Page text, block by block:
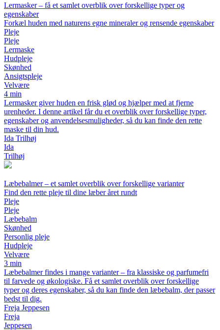
Lermasker – få et samlet overblik over forskellige typer og
egenskaber
Forkæl huden med naturens egne mineraler og rensende egenskaber
Pleje
Pleje
Lermaske
Hudpleje
Skønhed
Ansigtspleje
Velvære
4 min
Lermasker giver huden en frisk glød og hjælper med at fjerne
urenheder. I denne artikel får du et overblik over forskellige typer,
egenskaber og anvendelsesmuligheder, så du kan finde den rette
maske til din hud.
Ida Trilhøj
Ida
Trilhøj
Læbebalmer – et samlet overblik over forskellige varianter
Find den rette pleje til dine læber året rundt
Pleje
Pleje
Læbebalm
Skønhed
Personlig pleje
Hudpleje
Velvære
3 min
Læbebalmer findes i mange varianter – fra klassiske og parfumefri
til farvede og økologiske. Få et samlet overblik over forskellige
typer og deres egenskaber, så du kan finde den læbebalm, der passer
bedst til dig.
Freja Jeppesen
Freja
Jeppesen